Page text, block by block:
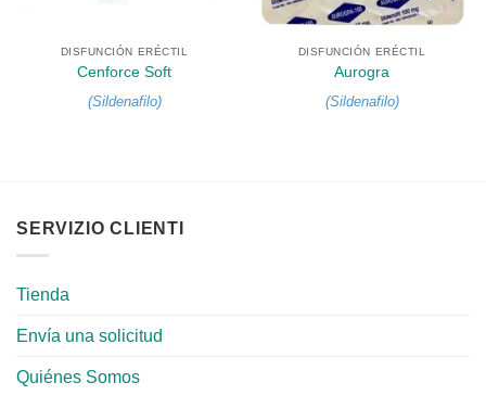
DISFUNCIÓN ERÉCTIL
Cenforce Soft
(Sildenafilo)
DISFUNCIÓN ERÉCTIL
Aurogra
(Sildenafilo)
SERVIZIO CLIENTI
Tienda
Envía una solicitud
Quiénes Somos